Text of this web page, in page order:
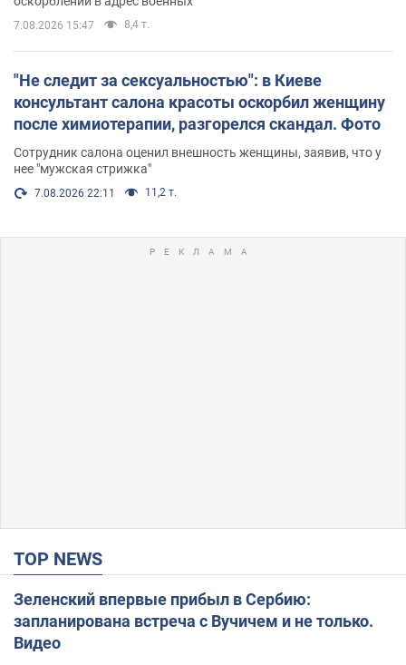
7.08.2026 15:47 8,4 т.
"Не следит за сексуальностью": в Киеве
консультант салона красоты оскорбил женщину
после химиотерапии, разгорелся скандал. Фото
Сотрудник салона оценил внешность женщины, заявив, что у
нее "мужская стрижка"
7.08.2026 22:11 11,2 т.
TOP NEWS
Зеленский впервые прибыл в Сербию:
запланирована встреча с Вучичем и не только.
Видео